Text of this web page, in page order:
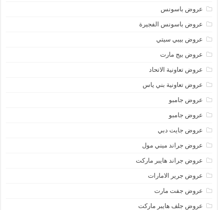
عروض باسونس
عروض باسونس الفجيرة
عروض بيبي سيتي
عروض بيج مارت
عروض تعاونية الاتحاد
عروض تعاونية بني ياس
عروض جامبو
عروض جامبو
عروض جايت دبي
عروض جراند ميني مول
عروض جراند هايبر ماركت
عروض جرير الامارات
عروض جفت مارت
عروض جلف هايبر ماركت